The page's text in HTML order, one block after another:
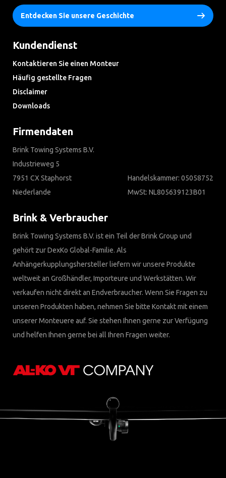
Entdecken Sie unsere Geschichte
Kundendienst
Kontaktieren Sie einen Monteur
Häufig gestellte Fragen
Disclaimer
Downloads
Firmendaten
Brink Towing Systems B.V.
Industrieweg 5
7951 CX Staphorst
Niederlande
Handelskammer: 05058752
MwSt: NL805639123B01
Brink & Verbraucher
Brink Towing Systems B.V. ist ein Teil der Brink Group und
gehört zur DexKo Global-Familie. Als
Anhängerkupplungshersteller liefern wir unsere Produkte
weltweit an Großhändler, Importeure und Werkstätten. Wir
verkaufen nicht direkt an Endverbraucher. Wenn Sie Fragen zu
unseren Produkten haben, nehmen Sie bitte Kontakt mit einem
unserer Monteuere auf. Sie stehen Ihnen gerne zur Verfügung
und helfen Ihnen gerne bei all Ihren Fragen weiter.